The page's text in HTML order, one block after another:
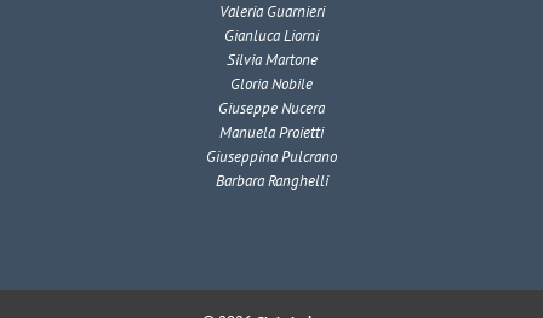
Valeria Guarnieri
Gianluca Liorni
Silvia Martone
Gloria Nobile
Giuseppe Nucera
Manuela Proietti
Giuseppina Pulcrano
Barbara Ranghelli